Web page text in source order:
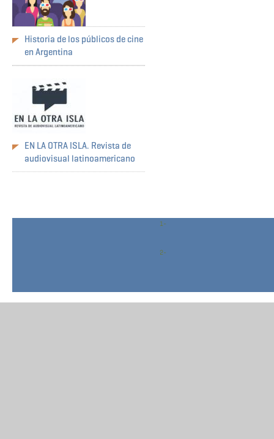
Historia de los públicos de cine
en Argentina
EN LA OTRA ISLA. Revista de
audiovisual latinoamericano